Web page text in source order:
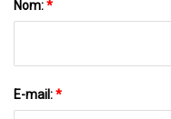
Nom:*
E-mail:*